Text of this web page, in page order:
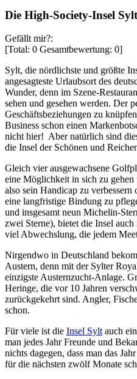
Die High-Society-Insel Sylt
Gefällt mir?:
[Total: 0 Gesamtbewertung: 0]
Sylt, die nördlichste und größte
angesagteste Urlaubsort des
Wunder, denn im Szene-
sehen und gesehen werden. Der
Geschäftsbeziehungen zu
Business schon einen
nicht hier! Aber natürlich sind
die Insel der Schönen und
Gleich vier ausgewachsene
eine Möglichkeit in sich zu
also sein Handicap zu
eine langfristige Bindung zu
und insgesamt neun Michelin-
zwei Sterne), bietet die Insel
viel Abwechslung, die jedem
Nirgendwo in Deutschland
Austern, denn mit der Sylter
einzigste Austernzucht-Anlage.
Heringe, die vor 10 Jahren
zurückgekehrt sind. Angler,
schon.
Für viele ist die Insel Sylt auch
man jedes Jahr Freunde und
nichts dagegen, dass man das
für die nächsten zwölf Monate